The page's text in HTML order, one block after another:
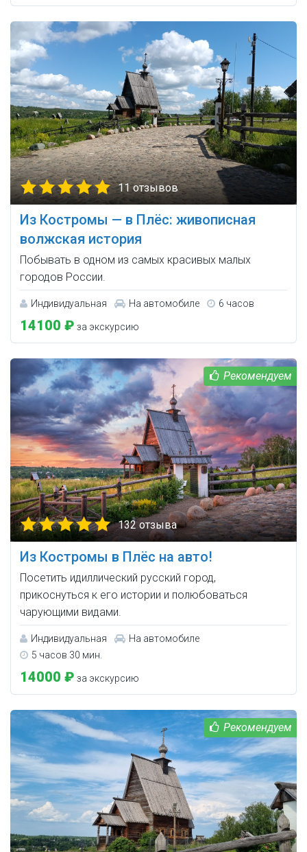
11 отзывов
Из Костромы — в Плёс: живописная
волжская история
Побывать в одном из самых красивых малых
городов России.
Индивидуальная На автомобиле 6 часов
14100 ₽ за экскурсию
132 отзыва
Из Костромы в Плёс на авто!
Посетить идиллический русский город,
прикоснуться к его истории и полюбоваться
чарующими видами.
Индивидуальная
На автомобиле
5 часов 30 мин.
14000 ₽ за экскурсию